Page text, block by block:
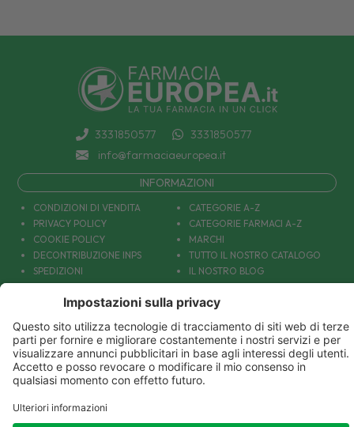
3331850577
3331850577
info@farmaciaeuropea.it
INFORMAZIONI
CONDIZIONI DI VENDITA
PRIVACY POLICY
COOKIE POLICY
DECONTRIBUZIONE INPS
SPEDIZIONI
PAGAMENTI
COUPON E OFFERTE
CATEGORIE A-Z
CATEGORIE FARMACI A-Z
MARCHI
TUTTO IL NOSTRO CATALOGO
IL NOSTRO BLOG
CONTATTACI
DIVENTIAMO AMICI!